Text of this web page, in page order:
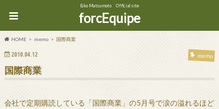
Eiko Matsumoto Official site
forcEquipe
HOME memo 国際商業
2010.04.12 memo
国際商業
会社で定期購読している「国際商業」の5月号で涙の溢れるほど